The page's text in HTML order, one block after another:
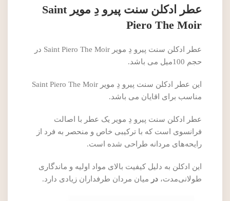
عطر ادکلن سنت پیرو دِ مویر Saint
Piero The Moir
عطر ادکلن سنت پیرو دِ مویر Saint Piero The Moir در
حجم 100میل می باشد.
این عطر ادکلن سنت پیرو دِ مویر Saint Piero The Moir
مناسب برای اقایان می باشد.
عطر ادکلن سنت پیرو دِ مویر یک عطر با اصالت
فرانسوی است که با ترکیبی خاص و منحصر به فرد از
رایحه‌های مردانه طراحی شده است.
این ادکلن به دلیل کیفیت بالای مواد اولیه و ماندگاری
طولانی‌مدت، در میان مردان طرفداران زیادی دارد.